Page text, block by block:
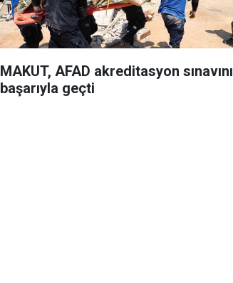
MAKUT, AFAD akreditasyon sınavını
başarıyla geçti